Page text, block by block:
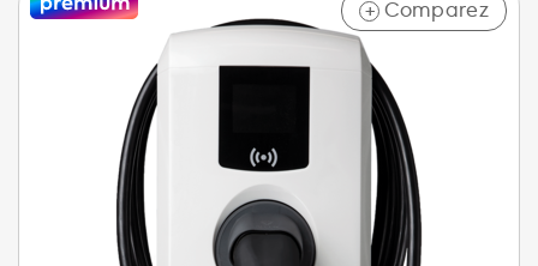
+ Comparez